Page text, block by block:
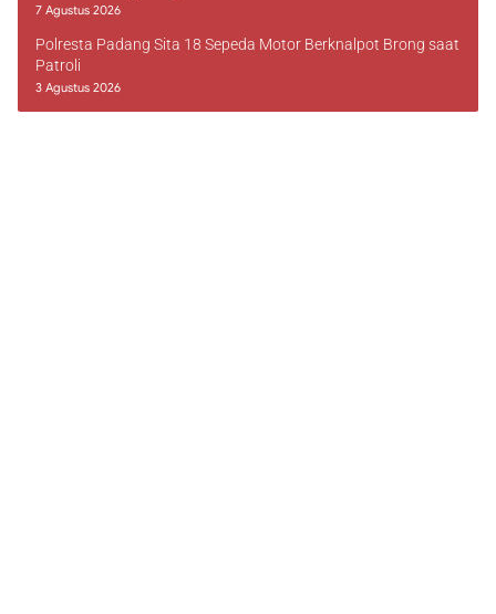
7 Agustus 2026
Polresta Padang Sita 18 Sepeda Motor Berknalpot Brong saat
Patroli
3 Agustus 2026